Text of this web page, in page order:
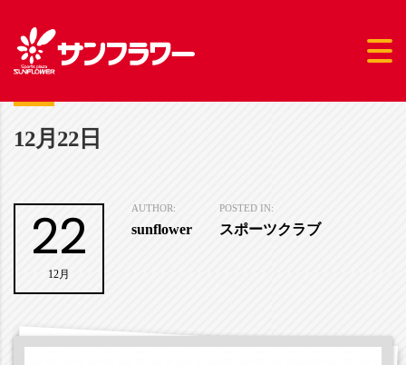
12月22日
22
12月
AUTHOR:
sunflower
POSTED IN:
スポーツクラブ